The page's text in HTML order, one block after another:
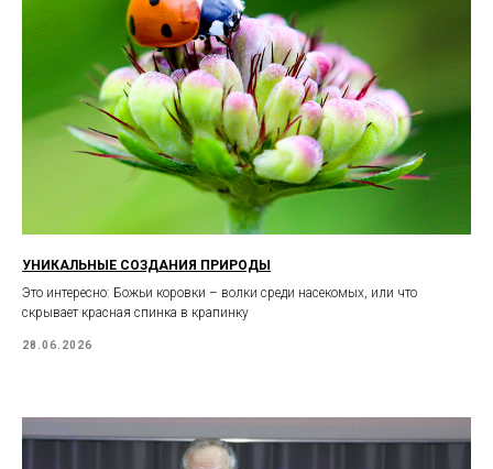
УНИКАЛЬНЫЕ СОЗДАНИЯ ПРИРОДЫ
Это интересно: Божьи коровки – волки среди насекомых, или что
скрывает красная спинка в крапинку
28.06.2026